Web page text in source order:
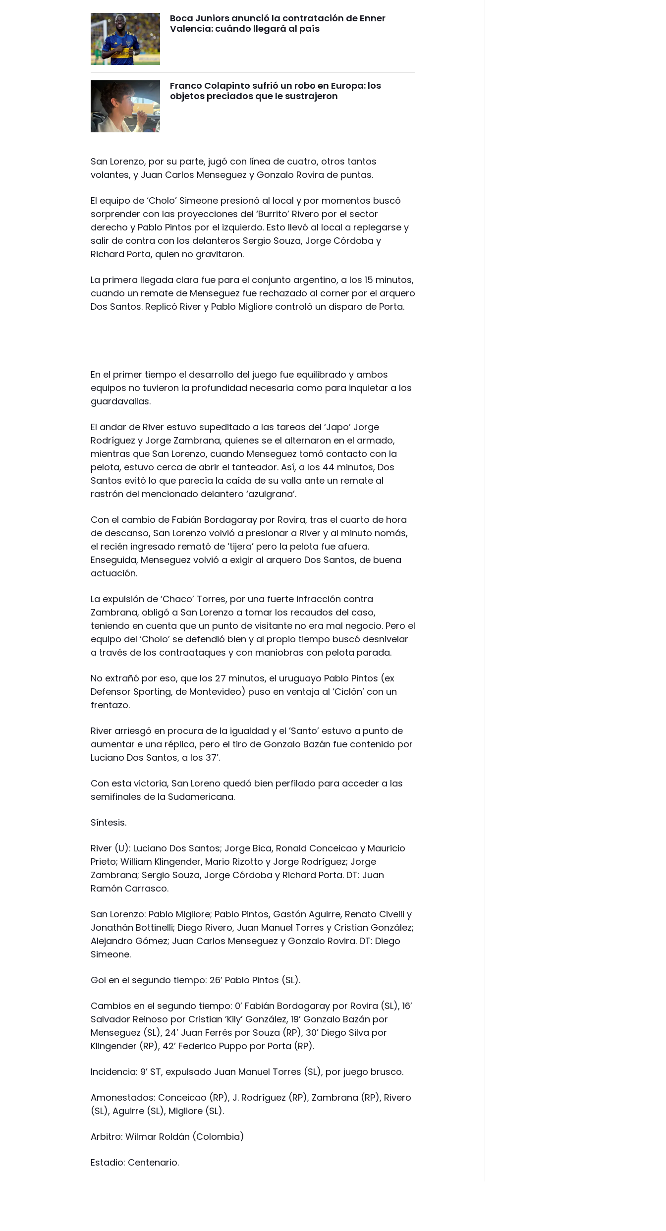
Boca Juniors anunció la contratación de Enner
Valencia: cuándo llegará al país
Franco Colapinto sufrió un robo en Europa: los
objetos preciados que le sustrajeron
San Lorenzo, por su parte, jugó con línea de cuatro, otros tantos
volantes, y Juan Carlos Menseguez y Gonzalo Rovira de puntas.
El equipo de ‘Cholo’ Simeone presionó al local y por momentos buscó
sorprender con las proyecciones del ‘Burrito’ Rivero por el sector
derecho y Pablo Pintos por el izquierdo. Esto llevó al local a replegarse y
salir de contra con los delanteros Sergio Souza, Jorge Córdoba y
Richard Porta, quien no gravitaron.
La primera llegada clara fue para el conjunto argentino, a los 15 minutos,
cuando un remate de Menseguez fue rechazado al corner por el arquero
Dos Santos. Replicó River y Pablo Migliore controló un disparo de Porta.
En el primer tiempo el desarrollo del juego fue equilibrado y ambos
equipos no tuvieron la profundidad necesaria como para inquietar a los
guardavallas.
El andar de River estuvo supeditado a las tareas del ‘Japo’ Jorge
Rodríguez y Jorge Zambrana, quienes se el alternaron en el armado,
mientras que San Lorenzo, cuando Menseguez tomó contacto con la
pelota, estuvo cerca de abrir el tanteador. Así, a los 44 minutos, Dos
Santos evitó lo que parecía la caída de su valla ante un remate al
rastrón del mencionado delantero ‘azulgrana’.
Con el cambio de Fabián Bordagaray por Rovira, tras el cuarto de hora
de descanso, San Lorenzo volvió a presionar a River y al minuto nomás,
el recién ingresado remató de ‘tijera’ pero la pelota fue afuera.
Enseguida, Menseguez volvió a exigir al arquero Dos Santos, de buena
actuación.
La expulsión de ‘Chaco’ Torres, por una fuerte infracción contra
Zambrana, obligó a San Lorenzo a tomar los recaudos del caso,
teniendo en cuenta que un punto de visitante no era mal negocio. Pero el
equipo del ‘Cholo’ se defendió bien y al propio tiempo buscó desnivelar
a través de los contraataques y con maniobras con pelota parada.
No extrañó por eso, que los 27 minutos, el uruguayo Pablo Pintos (ex
Defensor Sporting, de Montevideo) puso en ventaja al ‘Ciclón’ con un
frentazo.
River arriesgó en procura de la igualdad y el ’Santo’ estuvo a punto de
aumentar e una réplica, pero el tiro de Gonzalo Bazán fue contenido por
Luciano Dos Santos, a los 37’.
Con esta victoria, San Loreno quedó bien perfilado para acceder a las
semifinales de la Sudamericana.
Síntesis.
River (U): Luciano Dos Santos; Jorge Bica, Ronald Conceicao y Mauricio
Prieto; William Klingender, Mario Rizotto y Jorge Rodríguez; Jorge
Zambrana; Sergio Souza, Jorge Córdoba y Richard Porta. DT: Juan
Ramón Carrasco.
San Lorenzo: Pablo Migliore; Pablo Pintos, Gastón Aguirre, Renato Civelli y
Jonathán Bottinelli; Diego Rivero, Juan Manuel Torres y Cristian González;
Alejandro Gómez; Juan Carlos Menseguez y Gonzalo Rovira. DT: Diego
Simeone.
Gol en el segundo tiempo: 26’ Pablo Pintos (SL).
Cambios en el segundo tiempo: 0’ Fabián Bordagaray por Rovira (SL), 16’
Salvador Reinoso por Cristian ’Kily’ González, 19’ Gonzalo Bazán por
Menseguez (SL), 24’ Juan Ferrés por Souza (RP), 30’ Diego Silva por
Klingender (RP), 42’ Federico Puppo por Porta (RP).
Incidencia: 9’ ST, expulsado Juan Manuel Torres (SL), por juego brusco.
Amonestados: Conceicao (RP), J. Rodríguez (RP), Zambrana (RP), Rivero
(SL), Aguirre (SL), Migliore (SL).
Arbitro: Wilmar Roldán (Colombia)
Estadio: Centenario.